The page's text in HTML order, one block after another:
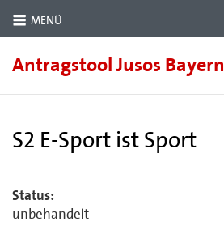
MENÜ
Antragstool Jusos Bayern
S2 E-Sport ist Sport
Status:
unbehandelt